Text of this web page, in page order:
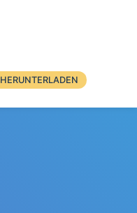
HERUNTERLADEN